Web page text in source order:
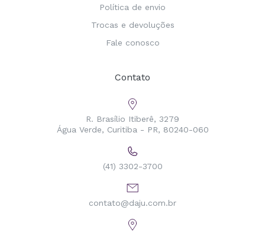
Política de envio
Trocas e devoluções
Fale conosco
Contato
R. Brasílio Itiberê, 3279
Água Verde, Curitiba - PR, 80240-060
(41) 3302-3700
contato@daju.com.br